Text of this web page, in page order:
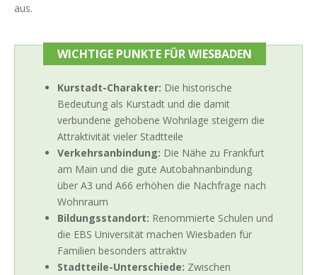
aus.
WICHTIGE PUNKTE FÜR WIESBADEN
Kurstadt-Charakter: Die historische
Bedeutung als Kurstadt und die damit
verbundene gehobene Wohnlage steigern die
Attraktivität vieler Stadtteile
Verkehrsanbindung: Die Nähe zu Frankfurt
am Main und die gute Autobahnanbindung
über A3 und A66 erhöhen die Nachfrage nach
Wohnraum
Bildungsstandort: Renommierte Schulen und
die EBS Universität machen Wiesbaden für
Familien besonders attraktiv
Stadtteile-Unterschiede: Zwischen